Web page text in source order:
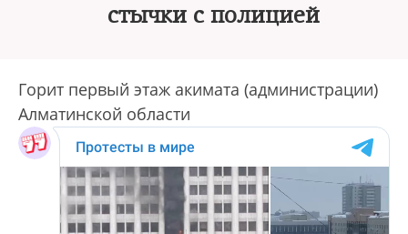
стычки с полицией
Горит первый этаж акимата (администрации)
Алматинской области